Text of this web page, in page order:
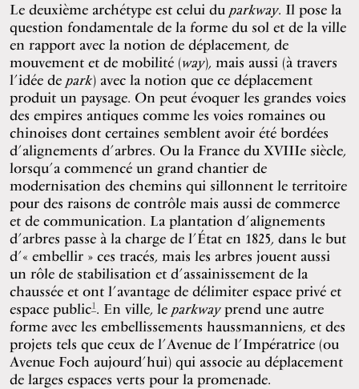
Le deuxième archétype est celui du parkway. Il pose la
question fondamentale de la forme du sol et de la ville
en rapport avec la notion de déplacement, de
mouvement et de mobilité (way), mais aussi (à travers
l’idée de park) avec la notion que ce déplacement
produit un paysage. On peut évoquer les grandes voies
des empires antiques comme les voies romaines ou
chinoises dont certaines semblent avoir été bordées
d’alignements d’arbres. Ou la France du XVIIIe siècle,
lorsqu’a commencé un grand chantier de
modernisation des chemins qui sillonnent le territoire
pour des raisons de contrôle mais aussi de commerce
et de communication. La plantation d’alignements
d’arbres passe à la charge de l’État en 1825, dans le but
d’« embellir » ces tracés, mais les arbres jouent aussi
un rôle de stabilisation et d’assainissement de la
chaussée et ont l’avantage de délimiter espace privé et
espace public1. En ville, le parkwayprend une autre
forme avec les embellissements haussmanniens, et des
projets tels que ceux de l’Avenue de l’Impératrice (ou
Avenue Foch aujourd’hui) qui associe au déplacement
de larges espaces verts pour la promenade.